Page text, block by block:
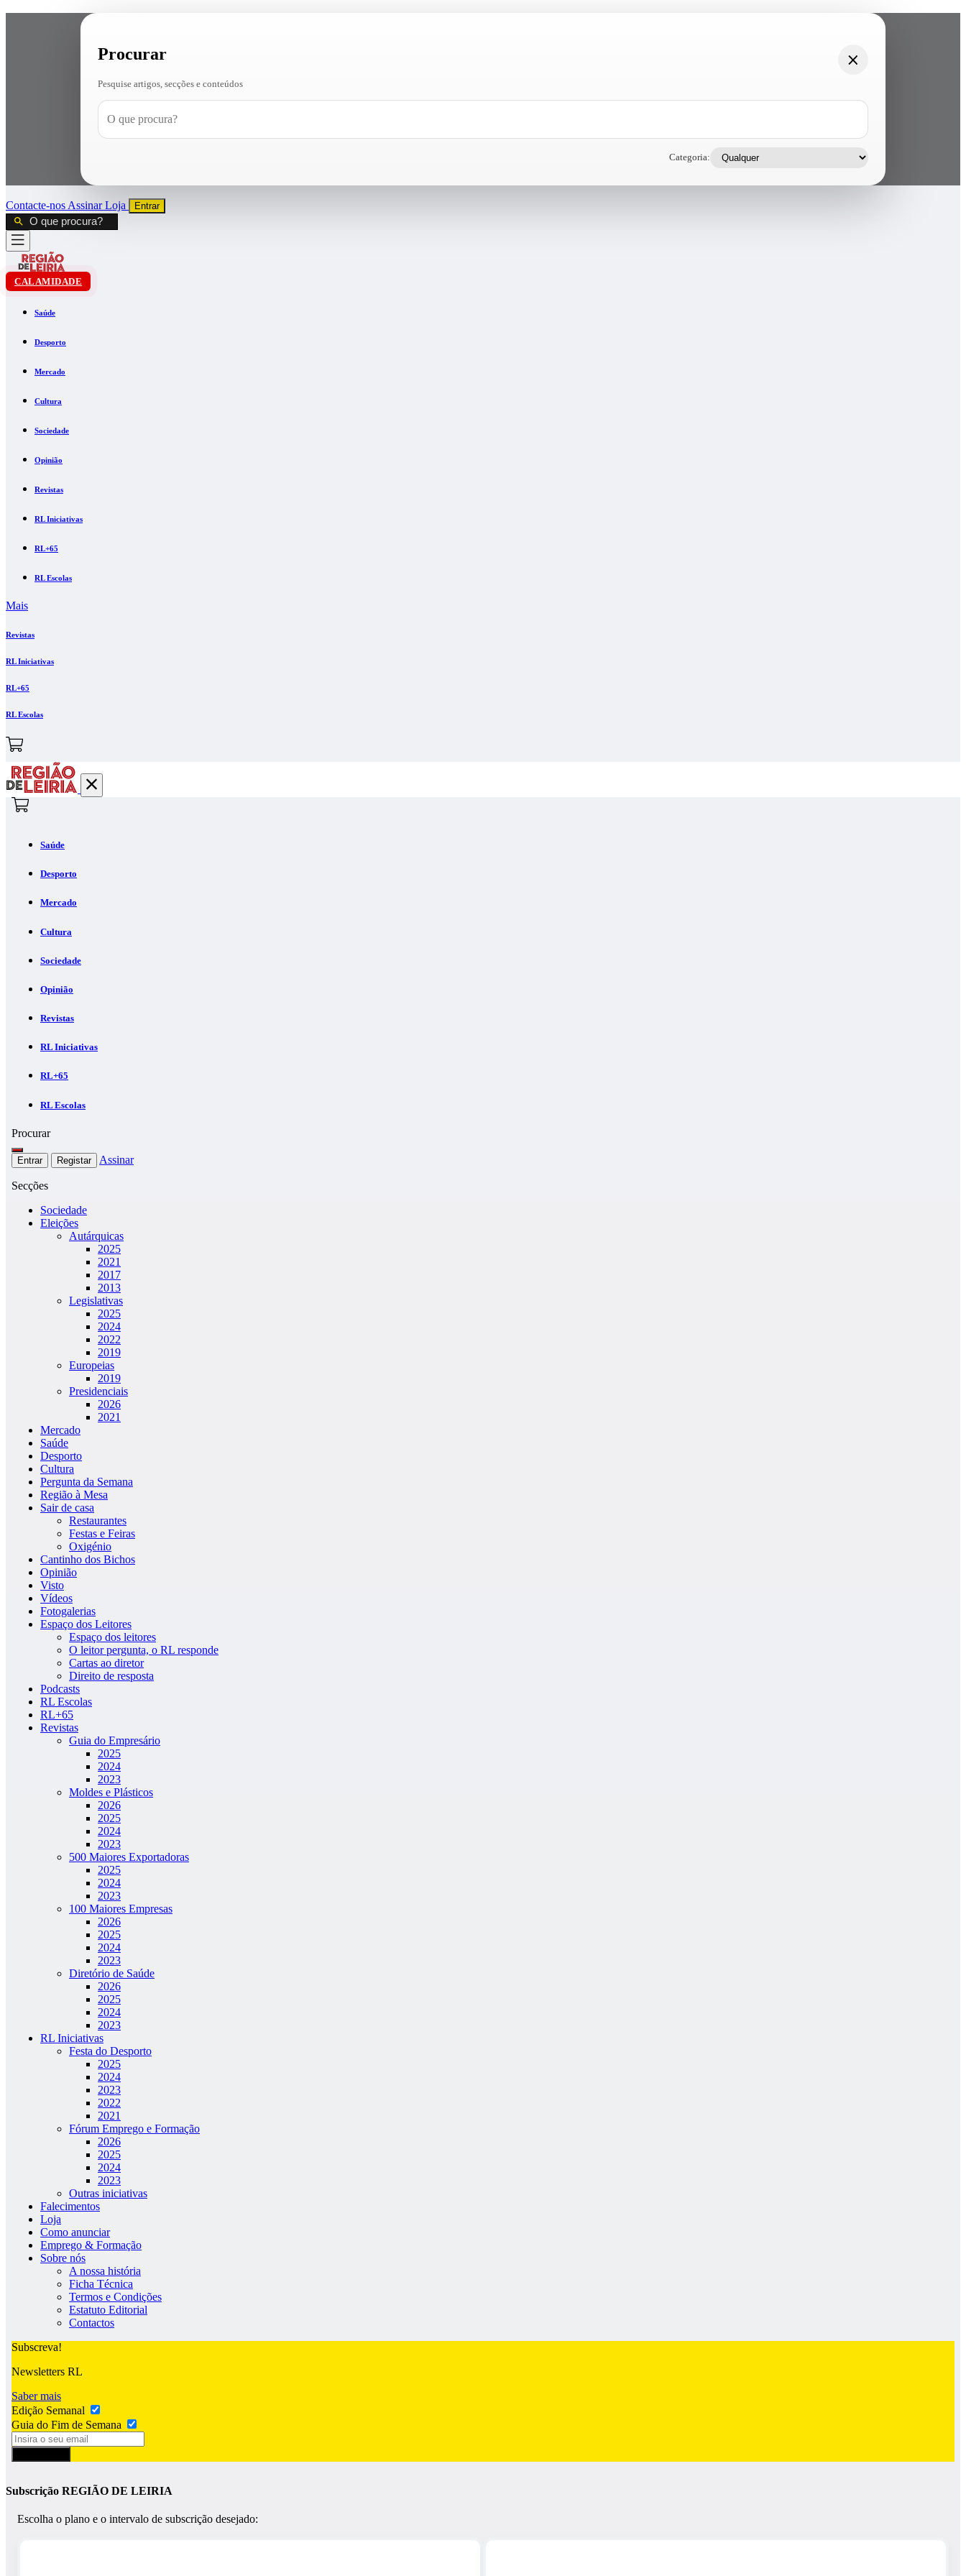
Procurar
Pesquise artigos, secções e conteúdos
Categoria:
Contacte-nos AssinarLoja Entrar
CALAMIDADE
Saúde
Desporto
Mercado
Cultura
Sociedade
Opinião
Revistas
RL Iniciativas
RL+65
RL Escolas
Mais
Revistas
RL Iniciativas
RL+65
RL Escolas
Saúde
Desporto
Mercado
Cultura
Sociedade
Opinião
Revistas
RL Iniciativas
RL+65
RL Escolas
Procurar
Entrar Registar Assinar
Secções
Sociedade
Eleições
Autárquicas
2025
2021
2017
2013
Legislativas
2025
2024
2022
2019
Europeias
2019
Presidenciais
2026
2021
Mercado
Saúde
Desporto
Cultura
Pergunta da Semana
Região à Mesa
Sair de casa
Restaurantes
Festas e Feiras
Oxigénio
Cantinho dos Bichos
Opinião
Visto
Vídeos
Fotogalerias
Espaço dos Leitores
Espaço dos leitores
O leitor pergunta, o RL responde
Cartas ao diretor
Direito de resposta
Podcasts
RL Escolas
RL+65
Revistas
Guia do Empresário
2025
2024
2023
Moldes e Plásticos
2026
2025
2024
2023
500 Maiores Exportadoras
2025
2024
2023
100 Maiores Empresas
2026
2025
2024
2023
Diretório de Saúde
2026
2025
2024
2023
RL Iniciativas
Festa do Desporto
2025
2024
2023
2022
2021
Fórum Emprego e Formação
2026
2025
2024
2023
Outras iniciativas
Falecimentos
Loja
Como anunciar
Emprego & Formação
Sobre nós
A nossa história
Ficha Técnica
Termos e Condições
Estatuto Editorial
Contactos
Subscreva!
Newsletters RL
Saber mais
Edição Semanal
Guia do Fim de Semana
Subscrição REGIÃO DE LEIRIA
Escolha o plano e o intervalo de subscrição desejado: